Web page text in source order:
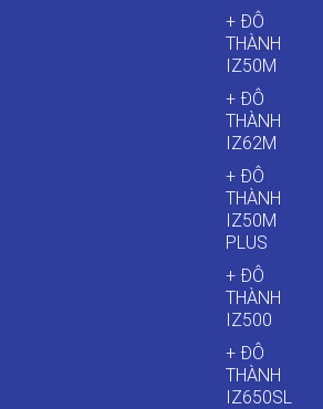
+ ĐÔ
THÀNH
IZ50M
+ ĐÔ
THÀNH
IZ62M
+ ĐÔ
THÀNH
IZ50M
PLUS
+ ĐÔ
THÀNH
IZ500
+ ĐÔ
THÀNH
IZ650SL